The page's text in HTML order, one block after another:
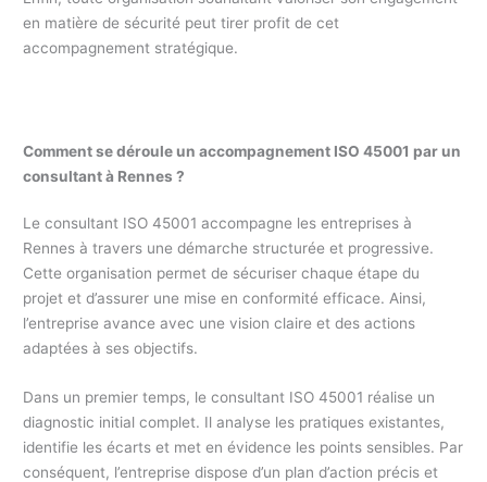
en matière de sécurité peut tirer profit de cet
accompagnement stratégique.
Comment se déroule un accompagnement ISO 45001 par un
consultant à Rennes ?
Le consultant ISO 45001 accompagne les entreprises à
Rennes à travers une démarche structurée et progressive.
Cette organisation permet de sécuriser chaque étape du
projet et d’assurer une mise en conformité efficace. Ainsi,
l’entreprise avance avec une vision claire et des actions
adaptées à ses objectifs.
Dans un premier temps, le consultant ISO 45001 réalise un
diagnostic initial complet. Il analyse les pratiques existantes,
identifie les écarts et met en évidence les points sensibles. Par
conséquent, l’entreprise dispose d’un plan d’action précis et